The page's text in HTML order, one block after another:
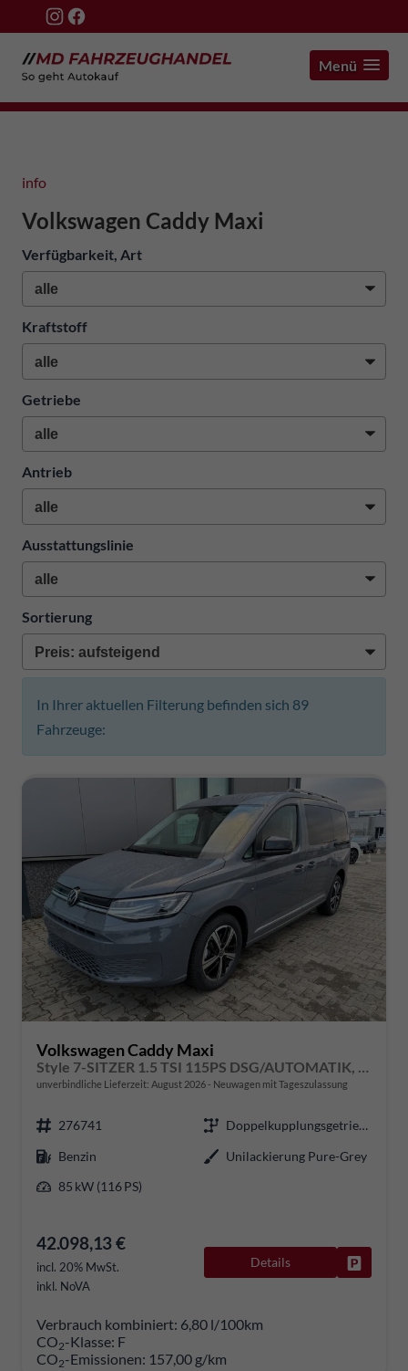
Menü
info
Volkswagen Caddy Maxi
Verfügbarkeit, Art
Kraftstoff
Getriebe
Antrieb
Ausstattungslinie
Sortierung
In Ihrer aktuellen Filterung befinden sich 89
Fahrzeuge:
Volkswagen Caddy Maxi
unverbindliche Lieferzeit: August 2026 Neuwagen mit Tageszulassung
276741
Doppelkupplungsgetriebe (DSG)
Benzin
Unilackierung Pure-Grey
85 kW (116 PS)
42.098,13 €
incl. 20% MwSt.
inkl. NoVA
Details
Verbrauch kombiniert: 6,80 l/100km
CO2-Klasse: F
CO2-Emissionen: 157,00 g/km